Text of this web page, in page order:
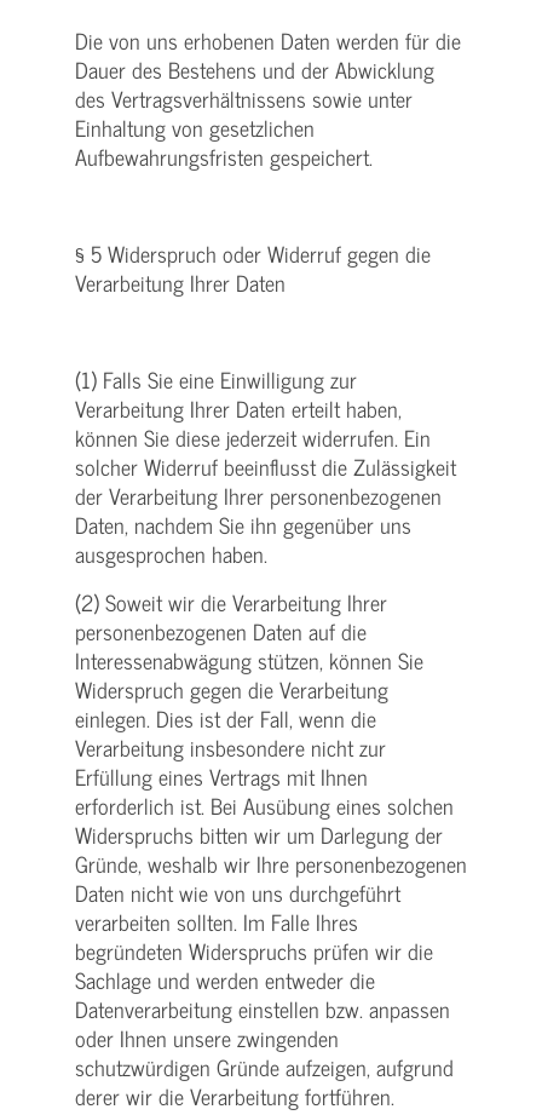
Die von uns erhobenen Daten werden für die
Dauer des Bestehens und der Abwicklung
des Vertragsverhältnissens sowie unter
Einhaltung von gesetzlichen
Aufbewahrungsfristen gespeichert.
§ 5 Widerspruch oder Widerruf gegen die
Verarbeitung Ihrer Daten
(1) Falls Sie eine Einwilligung zur
Verarbeitung Ihrer Daten erteilt haben,
können Sie diese jederzeit widerrufen. Ein
solcher Widerruf beeinflusst die Zulässigkeit
der Verarbeitung Ihrer personenbezogenen
Daten, nachdem Sie ihn gegenüber uns
ausgesprochen haben.
(2) Soweit wir die Verarbeitung Ihrer
personenbezogenen Daten auf die
Interessenabwägung stützen, können Sie
Widerspruch gegen die Verarbeitung
einlegen. Dies ist der Fall, wenn die
Verarbeitung insbesondere nicht zur
Erfüllung eines Vertrags mit Ihnen
erforderlich ist. Bei Ausübung eines solchen
Widerspruchs bitten wir um Darlegung der
Gründe, weshalb wir Ihre personenbezogenen
Daten nicht wie von uns durchgeführt
verarbeiten sollten. Im Falle Ihres
begründeten Widerspruchs prüfen wir die
Sachlage und werden entweder die
Datenverarbeitung einstellen bzw. anpassen
oder Ihnen unsere zwingenden
schutzwürdigen Gründe aufzeigen, aufgrund
derer wir die Verarbeitung fortführen.